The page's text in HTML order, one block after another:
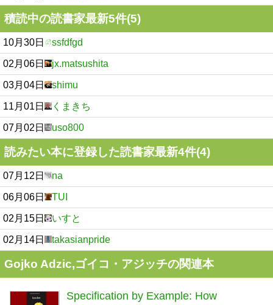
積読中の読書家最新5件(5)
10月30日 ssfdfgd
02月06日 jx.matsushita
03月04日 shimu
11月01日 くまきち
07月02日 uso800
読みたい本に登録した読書家最新4件(4)
07月12日 na
06月06日 TUI
02月15日 いすと
02月14日 takasianpride
Gojko Adzic,ゴイコ・アジッチの関連本
Specification by Example: How